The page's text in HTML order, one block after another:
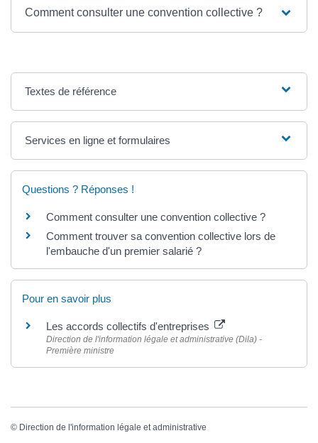
Comment consulter une convention collective ?
Textes de référence
Services en ligne et formulaires
Questions ? Réponses !
Comment consulter une convention collective ?
Comment trouver sa convention collective lors de
l'embauche d'un premier salarié ?
Pour en savoir plus
Les accords collectifs d'entreprises
Direction de l'information légale et administrative (Dila) -
Première ministre
© Direction de l'information légale et administrative